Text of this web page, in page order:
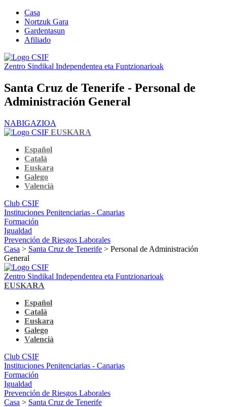
Casa
Nortzuk Gara
Gardentasun
Afiliado
Zentro Sindikal Independentea eta Funtzionarioak
Santa Cruz de Tenerife - Personal de
Administración General
NABIGAZIOA
EUSKARA
Español
Català
Euskara
Galego
Valencià
Club CSIF
Instituciones Penitenciarias - Canarias
Formación
Igualdad
Prevención de Riesgos Laborales
Casa > Santa Cruz de Tenerife > Personal de Administración
General
Zentro Sindikal Independentea eta Funtzionarioak
EUSKARA
Español
Català
Euskara
Galego
Valencià
Club CSIF
Instituciones Penitenciarias - Canarias
Formación
Igualdad
Prevención de Riesgos Laborales
Casa > Santa Cruz de Tenerife